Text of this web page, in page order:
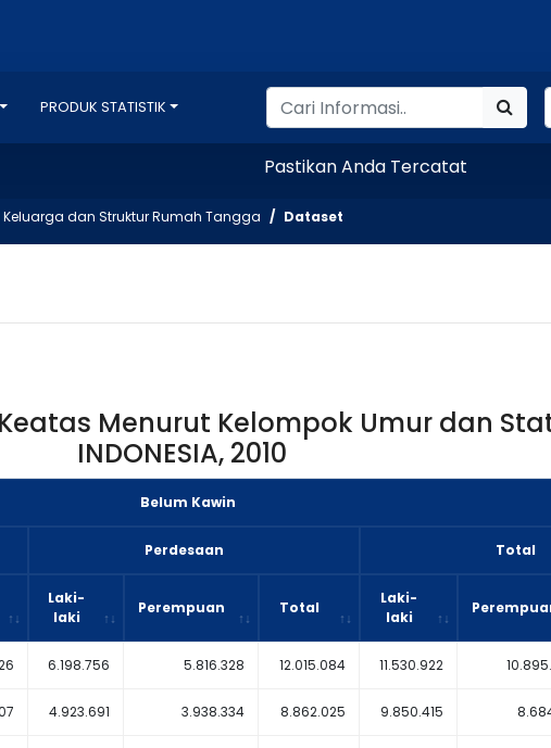
PRODUK STATISTIK
Pastikan Anda Tercatat
Keluarga dan Struktur Rumah Tangga Dataset
Menurut Kelompok Umur dan
INDONESIA, 2010
Belum Kawin
Perdesaan Total
Laki-
laki
Perempuan Total
Laki-
laki
6.198.756 5.816.328 12.015.084 11.530.922
4.923.691 3.938.334 8.862.025 9.850.415